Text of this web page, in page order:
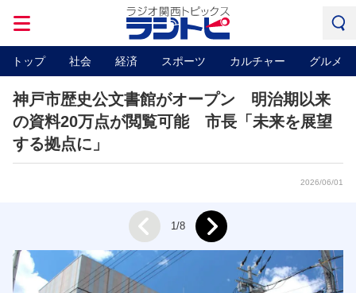
トップ 社会 経済 スポーツ カルチャー グルメ
神戸市歴史公文書館がオープン 明治期以来
の資料20万点が閲覧可能 市長「未来を展望
する拠点に」
2026/06/01
Prev 1/8 Next